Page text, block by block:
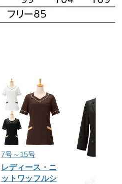
7号～15号
レディース・ニ
ットワッフルシ